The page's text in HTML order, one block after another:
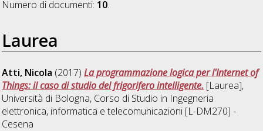
Numero di documenti: 10.
Laurea
Atti, Nicola (2017)La programmazione logica per l'Internet of
Things: il caso di studio del frigorifero intelligente. [Laurea],
Università di Bologna, Corso di Studio in Ingegneria
elettronica, informatica e telecomunicazioni [L-DM270] -
Cesena